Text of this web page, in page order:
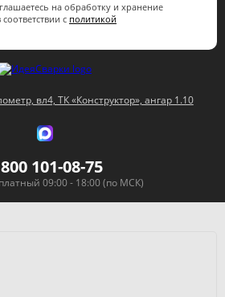
на обработку и хранение
с политикой
вл4, ТК «Конструктор», ангар 1.10
101-08-75
09:00 - 18:00 (по МСК)